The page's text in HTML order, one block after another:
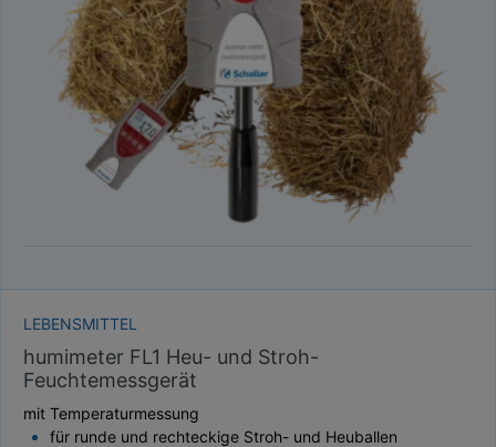
TAUPUNKT
SCHÜTTDICHTE
ATRO/M³
GEWICHT / MASSE
LEBENSMITTEL
humimeter FL1 Heu- und Stroh-
Feuchtemessgerät
mit Temperaturmessung
für runde und rechteckige Stroh- und Heuballen